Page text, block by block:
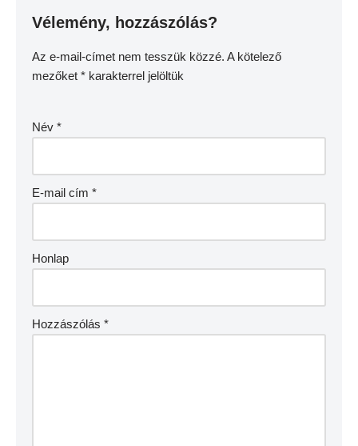
Vélemény, hozzászólás?
Az e-mail-címet nem tesszük közzé. A kötelező
mezőket * karakterrel jelöltük
Név *
E-mail cím *
Honlap
Hozzászólás *